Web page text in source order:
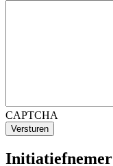
CAPTCHA
Initiatiefnemer